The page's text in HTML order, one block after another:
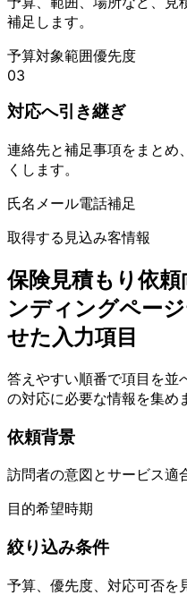
補足します。
予算対象範囲優先度
03
対応へ引き継ぎ
連絡先と補足事項をまとめ
くします。
氏名 メール電話補足
取得する見込み客情報
保険見積もり依
ンディングペー
せた入力項目
答えやすい順番で項目を並
の対応に必要な情報を集め
依頼背景
訪問者の意図とサービス適
目的希望時期
絞り込み条件
予算、優先度、対応可否を